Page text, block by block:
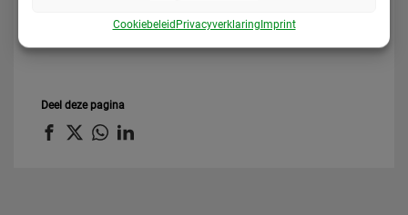
CookiebeleidPrivacyverklaringImprint
Deel deze pagina